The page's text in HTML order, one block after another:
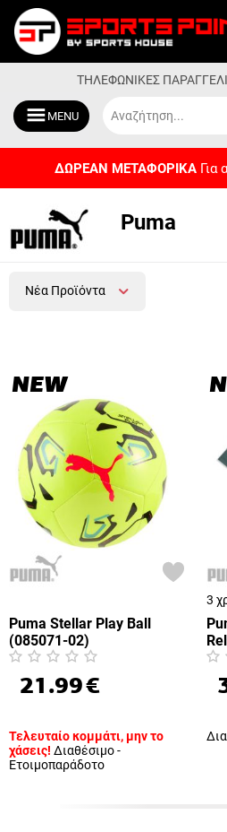
ΤΗΛΕΦΩΝΙΚΕΣ
MENU
ΔΩΡΕΑΝ ΜΕΤΑΦΟΡΙΚΑ Για
Puma
Νέα Προϊόντα
NEW
Puma Stellar Play Ball
(085071-02)
21.99€
Τελευταίο κομμάτι, μην το
χάσεις! Διαθέσιμο -
Ετοιμοπαράδοτο
3